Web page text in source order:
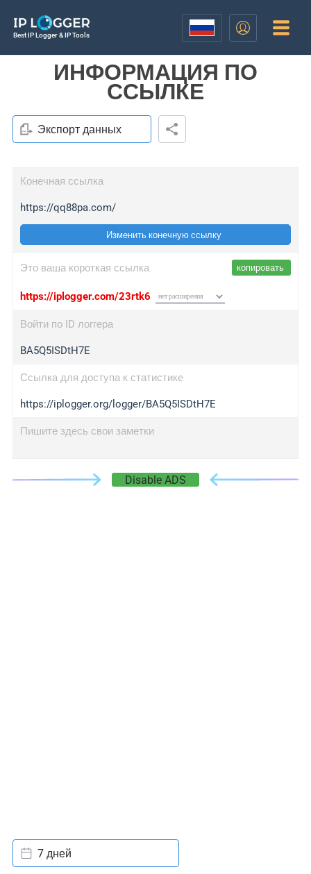
Best IP Logger & IP Tools
ИНФОРМАЦИЯ ПО
ССЫЛКЕ
Экспорт данных
Конечная ссылка
https://qq88pa.com/
Изменить конечную ссылку
Это ваша короткая ссылка копировать
https://iplogger.com/23rtk6
Войти по ID логгера
BA5Q5ISDtH7E
Ссылка для доступа к статистике
https://iplogger.org/logger/BA5Q5ISDtH7E
Пишите здесь свои заметки
Disable ADS
7 дней